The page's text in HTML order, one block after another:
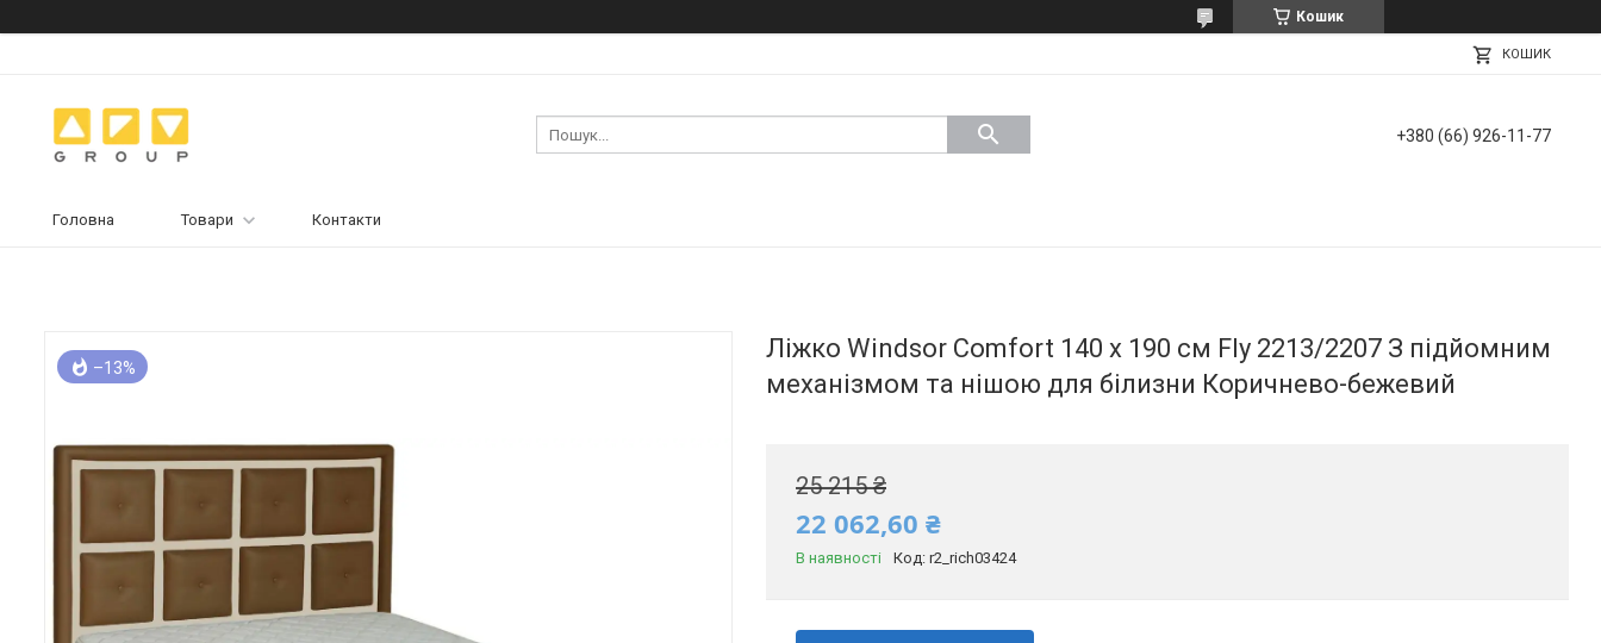
Кошик
КОШИК
+380 (66) 926-11-77
Головна Товари Контакти
–13%
Ліжко Windsor Comfort 140 х 190 см Fly 2213/2207 З підйомним
механізмом та нішою для білизни Коричнево-бежевий
25 215 ₴
22 062,60 ₴
В наявності Код: r2_rich03424